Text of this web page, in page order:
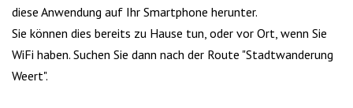
diese Anwendung auf Ihr Smartphone herunter.
Sie können dies bereits zu Hause tun, oder vor Ort, wenn Sie
WiFi haben. Suchen Sie dann nach der Route "Stadtwanderung
Weert".